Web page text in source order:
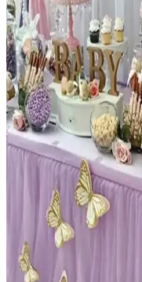
Parti Dolabı'nın renkli
kullanımı ve çeşitli renk
Doğum günü ve nişan gibi
Janissary 5 Metre
Renkli ve Şık Bir
Janissary 5 metrelik balon
etkinliklere şıklık katmak
görünümüyle
Parti Dolabı 6
Seti Renkli ve
14 inçlik hayvan figürlü
etkinliklerde canlılık ve
kolay şişirilebilir, renkli